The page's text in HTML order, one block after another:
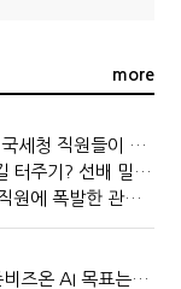
more
"본청은 원래 힘들다?"…국세청 직원들이 떠나는 이유
국세청 조기명퇴…후배 길 터주기? 선배 밀어내기?
"한 번만 더 건드려봐"…직원에 폭발한 관세청장, 왜?
세법에서 노무까지…더존비즈온 AI 목표는 '전문가의 시간'